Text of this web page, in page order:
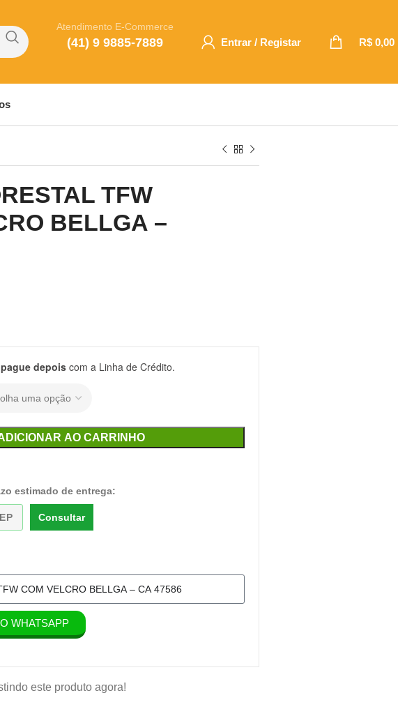
Atendimento E-Commerce
(41) 9 9885-7889 Entrar / Registar R$ 0,00
TFW
BELLGA –
depois com a Linha de Crédito.
AO CARRINHO
estimado de entrega:
Consultar
WHATSAPP
este produto agora!